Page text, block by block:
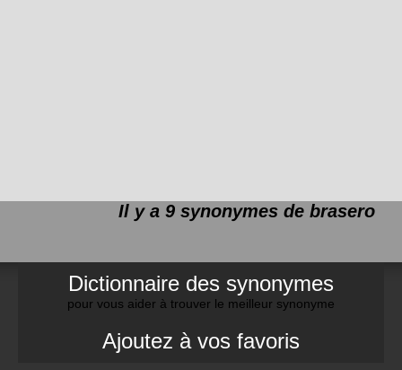
Il y a 9 synonymes de brasero
Dictionnaire des synonymes
pour vous aider à trouver le meilleur synonyme
Ajoutez à vos favoris